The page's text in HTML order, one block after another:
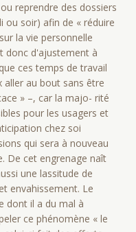
reprendre des dossiers
ou soir) afin de « réduire
la vie personnelle
donc d'ajustement à
ces temps de travail
aller au bout sans être
» –, car la majo- rité
pour les usagers et
chez soi
qui sera à nouveau
De cet engrenage naît
une lassitude de
envahissement. Le
dont il a du mal à
ce phénomène « le